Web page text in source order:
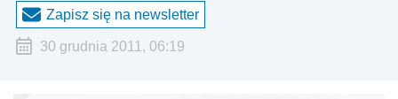
Zapisz się na newsletter
30 grudnia 2011, 06:19